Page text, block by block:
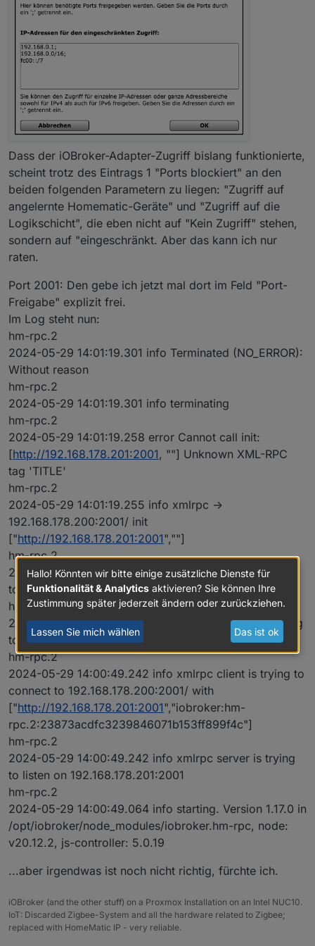
Dass der iOBroker-Adapter-Zugriff bislang funktionierte,
scheint trotz des Eintrags 1 "Ports blockiert" an den
beiden folgenden Parametern zu liegen: "Zugriff auf
angelernte Homematic-Geräte" und "Zugriff auf die
Logikschicht", die eben nicht auf "Kein Zugriff" stehen,
sondern auf "eingeschränkt. Aber das kann ich nur
raten.
Port 2001: Den gebe ich jetzt mal dort im Feld "Port-
Freigabe" explizit frei.
Im Log steht nun:
hm-rpc.2
2024-05-29 14:01:19.301 info Terminated (NO_ERROR):
Without reason
hm-rpc.2
2024-05-29 14:01:19.301 info terminating
hm-rpc.2
2024-05-29 14:01:19.258 error Cannot call init:
[http://192.168.178.201:2001, ""] Unknown XML-RPC
tag 'TITLE'
hm-rpc.2
2024-05-29 14:01:19.255 info xmlrpc ->
192.168.178.200:2001/ init
["http://192.168.178.201:2001",""]
hm-rpc.2
2024-05-29 14:01:19.252 error Init not possible, going
to stop: Unknown XML-RPC tag 'TITLE'
hm-rpc.2
2024-05-29 14:00:49.254 error Init not possible, going
to stop: Unknown XML-RPC tag 'TITLE'
hm-rpc.2
2024-05-29 14:00:49.242 info xmlrpc client is trying to
connect to 192.168.178.200:2001/ with
["http://192.168.178.201:2001","iobroker:hm-
rpc.2:23873acdfc3239846071b153ff899f4c"]
hm-rpc.2
2024-05-29 14:00:49.242 info xmlrpc server is trying
to listen on 192.168.178.201:2001
hm-rpc.2
2024-05-29 14:00:49.064 info starting. Version 1.17.0 in
/opt/iobroker/node_modules/iobroker.hm-rpc, node:
v20.12.2, js-controller: 5.0.19
...aber irgendwas ist noch nicht richtig, fürchte ich.
iOBroker (and the other stuff) on a Proxmox Installation on an Intel NUC10.
IoT: Discarded Zigbee-System and all the hardware related to Zigbee;
replaced with HomeMatic IP - very reliable.
Hallo! Könnten wir bitte einige zusätzliche Dienste für
Funktionalität & Analytics aktivieren? Sie können Ihre
Zustimmung später jederzeit ändern oder zurückziehen.
Lassen Sie mich wählen Das ist ok